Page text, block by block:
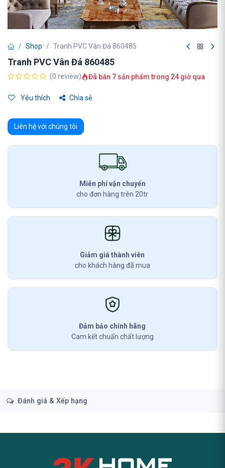
Shop Tranh PVC Vân Đá 860485
Tranh PVC Vân Đá 860485
(0 review) Đã bán 7 sản phẩm trong 24 giờ qua
Yêu thích Chia sẻ
Liên hệ với chúng tôi
Miễn phí vận chuyển
cho đơn hàng trên 20tr
Giảm giá thành viên
cho khách hàng đã mua
Đảm bảo chính hãng
Cam kết chuẩn chất lượng
Đánh giá & Xếp hạng